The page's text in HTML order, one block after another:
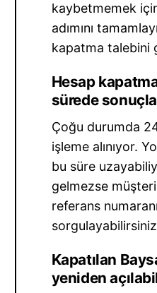
kaybetmemek
adımını
kapatma talebini
Hesap
sürede
Çoğu durumda
işleme alınıyor.
bu süre
gelmezse
referans
Kapatılan
yeniden